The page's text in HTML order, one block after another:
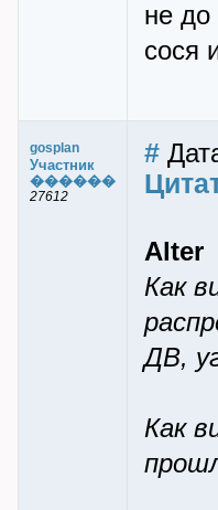
не до
сося
gosplan
Участник
������
27612
#
Alter
Как
ДВ,
Как